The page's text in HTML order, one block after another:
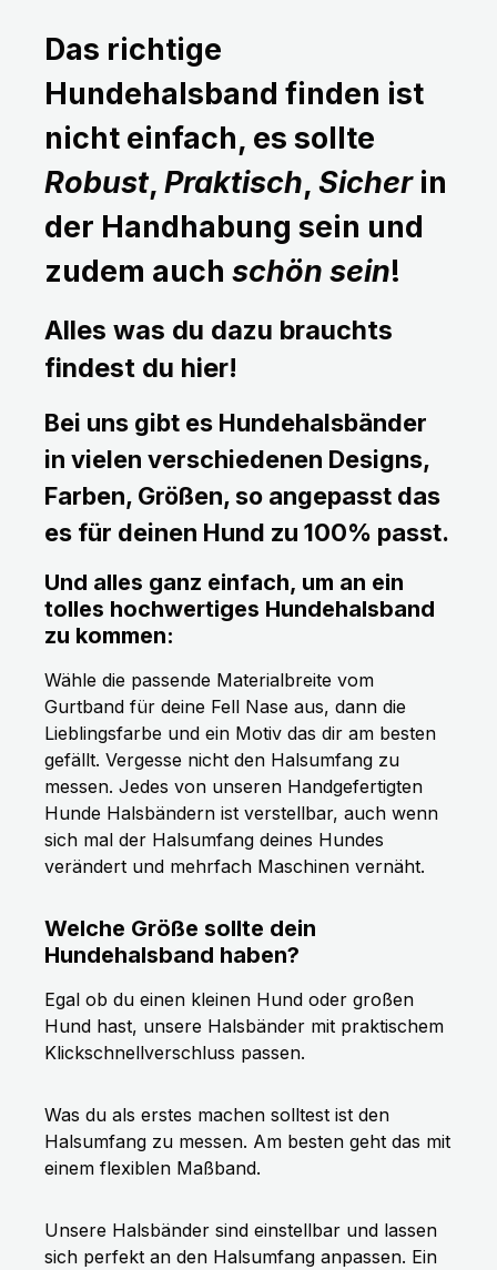
Das richtige
Hundehalsband finden ist
nicht einfach, es sollte
Robust, Praktisch, Sicherin
der Handhabung sein und
zudem auch schön sein!
Alles was du dazu brauchts
findest du hier!
Bei uns gibt es Hundehalsbänder
in vielen verschiedenen Designs,
Farben, Größen, so angepasst das
es für deinen Hund zu 100% passt.
Und alles ganz einfach, um an ein
tolles hochwertiges Hundehalsband
zu kommen:
Wähle die passende Materialbreite vom
Gurtband für deine Fell Nase aus, dann die
Lieblingsfarbe und ein Motiv das dir am besten
gefällt. Vergesse nicht den Halsumfang zu
messen. Jedes von unseren Handgefertigten
Hunde Halsbändern ist verstellbar, auch wenn
sich mal der Halsumfang deines Hundes
verändert und mehrfach Maschinen vernäht.
Welche Größe sollte dein
Hundehalsband haben?
Egal ob du einen kleinen Hund oder großen
Hund hast, unsere Halsbänder mit praktischem
Klickschnellverschluss passen.
Was du als erstes machen solltest ist den
Halsumfang zu messen. Am besten geht das mit
einem flexiblen Maßband.
Unsere Halsbänder sind einstellbar und lassen
sich perfekt an den Halsumfang anpassen. Ein